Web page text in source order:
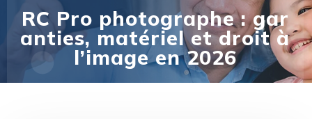
RC Pro photographe : gar
anties, matériel et droit à
l’image en 2026